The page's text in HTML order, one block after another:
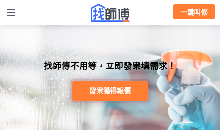
一鍵叫修
找師傅不用等，立即發案填需求！
發案獲得報價